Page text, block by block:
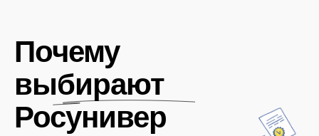
Почему
выбирают
Росунивер